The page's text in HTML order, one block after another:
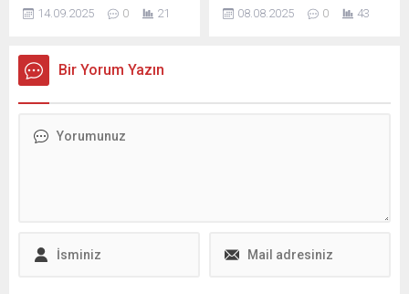
seviyesine çekti. Peki, bu
nasıl yansıdı? 550 bin TL’sini
vadeli mevduatta
günlük faiz oranları ve
14.09.2025 0 21
BAREM’de düzenlenen
bir etkinliğe ev...
08.08.2025 0 43
Bir Yorum Yazın